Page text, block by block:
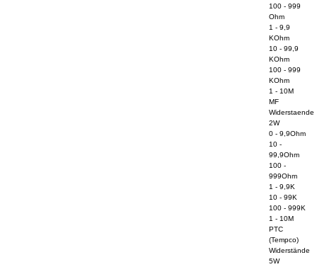
100 - 999
Ohm
1 - 9,9
KOhm
10 - 99,9
KOhm
100 - 999
KOhm
1 - 10M
MF
Widerstaende
2W
0 - 9,9Ohm
10 -
99,9Ohm
100 -
999Ohm
1 - 9,9K
10 - 99K
100 - 999K
1 - 10M
PTC
(Tempco)
Widerstände
5W